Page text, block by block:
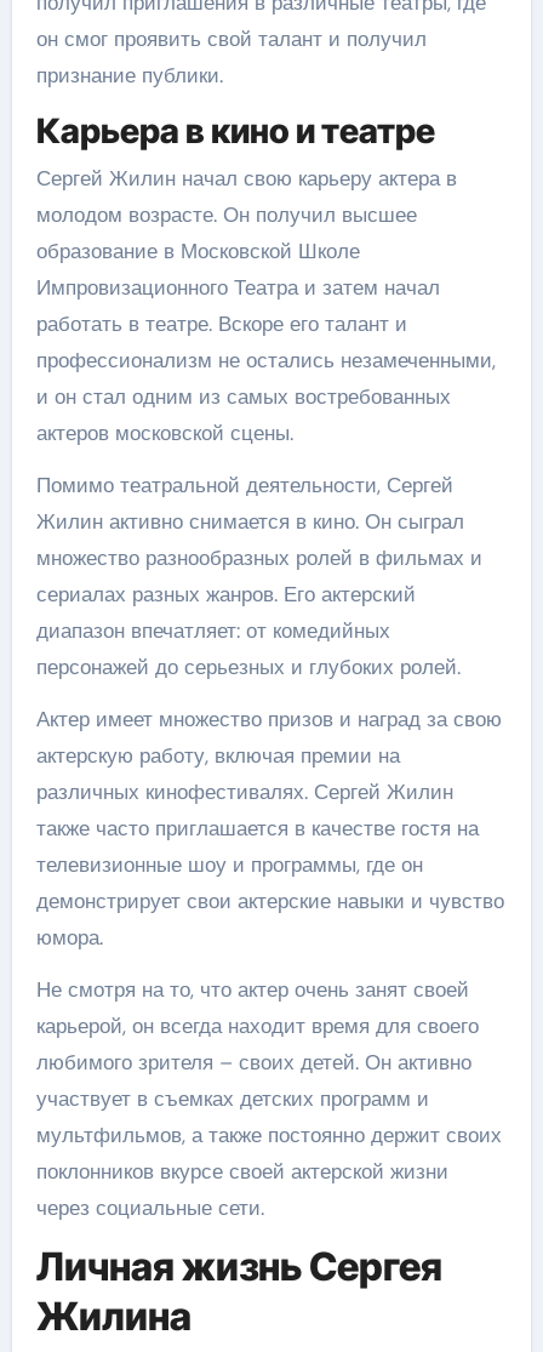
он смог проявить свой талант и получил
признание публики.
Карьера в кино и театре
Сергей Жилин начал свою карьеру актера в
молодом возрасте. Он получил высшее
образование в Московской Школе
Импровизационного Театра и затем начал
работать в театре. Вскоре его талант и
профессионализм не остались незамеченными,
и он стал одним из самых востребованных
актеров московской сцены.
Помимо театральной деятельности, Сергей
Жилин активно снимается в кино. Он сыграл
множество разнообразных ролей в фильмах и
сериалах разных жанров. Его актерский
диапазон впечатляет: от комедийных
персонажей до серьезных и глубоких ролей.
Актер имеет множество призов и наград за свою
актерскую работу, включая премии на
различных кинофестивалях. Сергей Жилин
также часто приглашается в качестве гостя на
телевизионные шоу и программы, где он
демонстрирует свои актерские навыки и чувство
юмора.
Не смотря на то, что актер очень занят своей
карьерой, он всегда находит время для своего
любимого зрителя – своих детей. Он активно
участвует в съемках детских программ и
мультфильмов, а также постоянно держит своих
поклонников вкурсе своей актерской жизни
через социальные сети.
Личная жизнь Сергея
Жилина